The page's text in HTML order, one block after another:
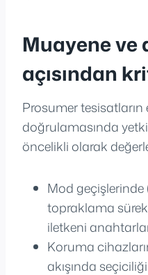
Muayene ve
açısından
Prosumer
doğrulamasında
öncelikli olarak
Mod
topraklama
iletkeni
Koruma
akışında